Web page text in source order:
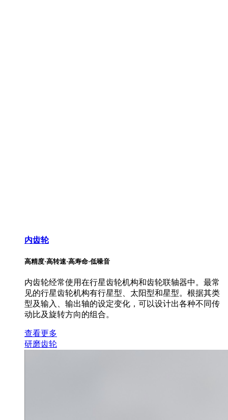
内齿轮
高精度·高转速·高寿命·低噪音
内齿轮经常使用在行星齿轮机构和齿轮联轴器中。最常
见的行星齿轮机构有行星型、太阳型和星型。根据其类
型及输入、输出轴的设定变化，可以设计出各种不同传
动比及旋转方向的组合。
查看更多
研磨齿轮